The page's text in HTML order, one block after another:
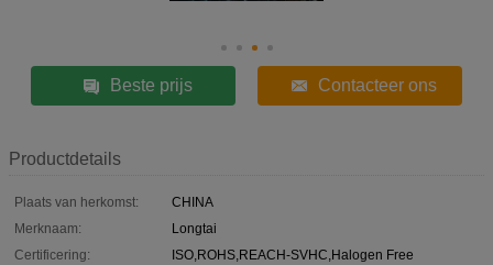
Beste prijs Contacteer ons
Productdetails
Plaats van herkomst:
CHINA
Merknaam:
Longtai
Certificering:
ISO,ROHS,REACH-SVHC,Halogen Free